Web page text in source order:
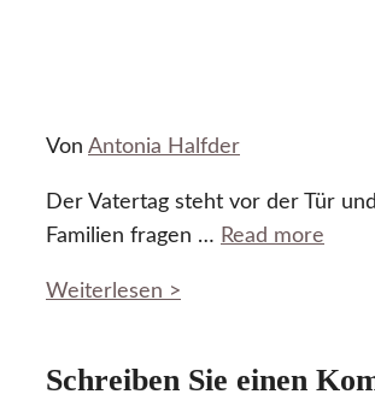
Von Antonia Halfder
Der Vatertag steht vor der Tür
Familien fragen … Read more
Weiterlesen >
Schreiben Sie einen